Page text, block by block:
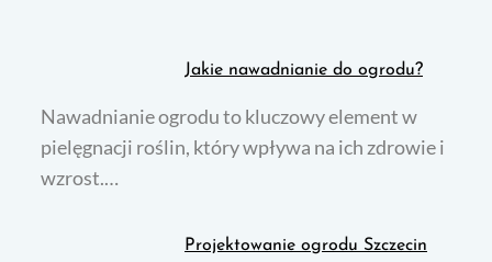
Jakie nawadnianie do ogrodu?
Nawadnianie ogrodu to kluczowy element w
pielęgnacji roślin, który wpływa na ich zdrowie i
wzrost.…
Projektowanie ogrodu Szczecin